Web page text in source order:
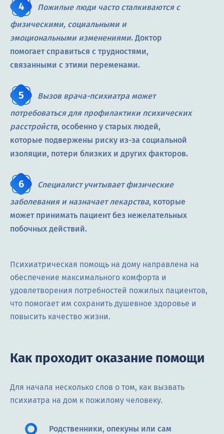
Пожилые люди часто сталкиваются с
физическими, социальными и
эмоциональными изменениями. Доктор
помогает справиться с трудностями,
связанными с этими переменами.
Вызов врача-психиатра может
потребоваться для профилактики психических
расстройств, особенно у старых людей,
которые подвержены риску из-за социальной
изоляции, потери близких и других факторов.
Специалист учитывает физические
заболевания и назначает лекарства, которые
может принимать пациент без нежелательных
побочных действий.
Психиатрическая помощь на дому направлена на
обеспечение максимального комфорта и
удовлетворения потребностей пожилых пациентов,
что помогает им сохранить душевное здоровье и
повысить качество жизни.
Как проходит оказание помощи
Для начала несколько слов о том, как вызвать
психиатра на дом к пожилому человеку.
Родственники, опекуны или сам